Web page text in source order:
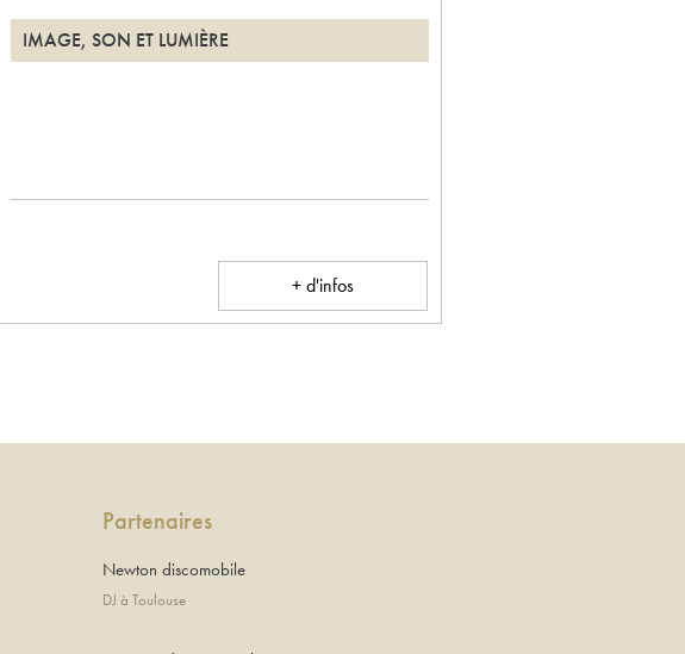
IMAGE, SON ET LUMIÈRE
+ d'infos
Partenaires
Newton discomobile
DJ à Toulouse